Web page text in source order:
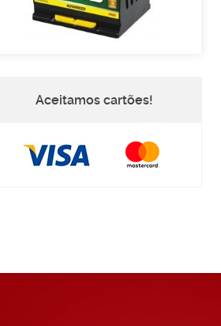
Aceitamos cartões!